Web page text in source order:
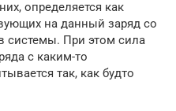
определяется как
на данный заряд со
системы. При этом сила
с каким-то
так, как будто